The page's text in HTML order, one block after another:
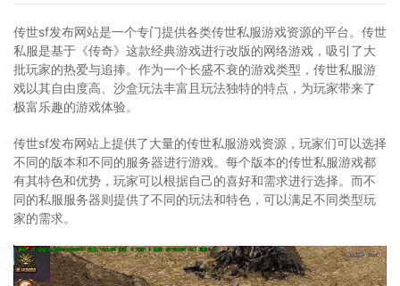
传世sf发布网站是一个专门提供各类传世私服游戏资源的平台。传世
私服是基于《传奇》这款经典游戏进行改版的网络游戏，吸引了大
批玩家的热爱与追捧。作为一个长盛不衰的游戏类型，传世私服游
戏以其自由度高、沙盒玩法丰富且玩法独特的特点，为玩家带来了
极富乐趣的游戏体验。
传世sf发布网站上提供了大量的传世私服游戏资源，玩家们可以选择
不同的版本和不同的服务器进行游戏。每个版本的传世私服游戏都
有其特色和优势，玩家可以根据自己的喜好和需求进行选择。而不
同的私服服务器则提供了不同的玩法和特色，可以满足不同类型玩
家的需求。